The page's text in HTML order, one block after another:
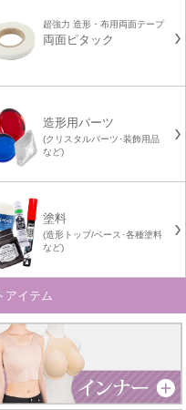
超強力 造形・布用両面テープ
両面ピタック
造形用パーツ
(クリスタルパーツ･装飾用品
など)
塗料
(造形トップ/ベース･各種塗料
など)
アイテム